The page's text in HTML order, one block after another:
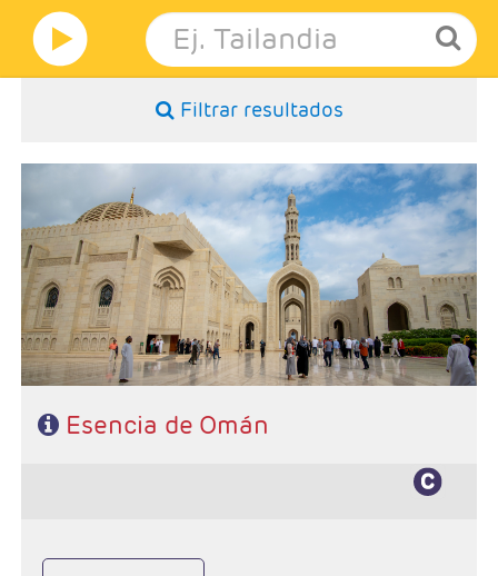
Filtrar resultados
Características
Salidas: Según calendario
Ruta: 3 noches en Muscat, 1 noche en Nizwa, 1 noche en Wahiba
Sands y 1 noche en Ras Al Jinz
Régimen: Media Pensión
Categoría hotelera: Standard y Superior
Esencia de Omán